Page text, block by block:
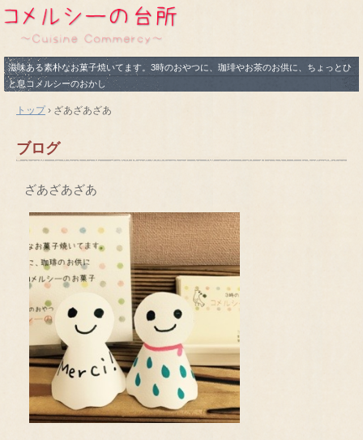
滋味ある素朴なお菓子焼いてます。3時のおやつに、珈琲やお茶のお供に、ちょっとひ
と息コメルシーのおかし
トップ› ざあざあざあ
ブログ
ざあざあざあ